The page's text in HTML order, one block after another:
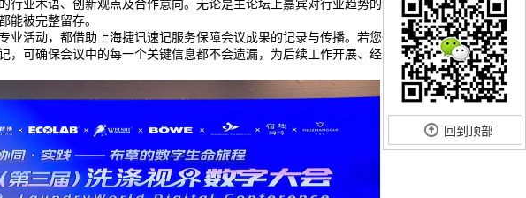
行业术语、创新观点及合作意向。无论是主论坛上嘉宾对行业趋势的深度剖析，
能被完整留存。
业活动，都借助上海捷讯速记服务保障会议成果的记录与传播。若您也有重要会
，可确保会议中的每一个关键信息都不会遗漏，为后续工作开展、经验总结提供
回到顶部